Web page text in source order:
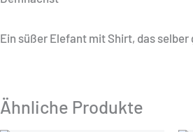
Ein süßer Elefant mit Shirt, das
Ähnliche Produkte